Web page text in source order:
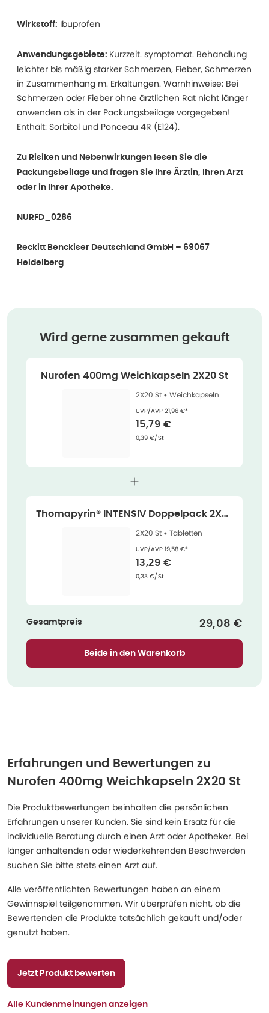
Wirkstoff: Ibuprofen
Anwendungsgebiete: Kurzzeit. symptomat. Behandlung
leichter bis mäßig starker Schmerzen, Fieber, Schmerzen
in Zusammenhang m. Erkältungen. Warnhinweise: Bei
Schmerzen oder Fieber ohne ärztlichen Rat nicht länger
anwenden als in der Packungsbeilage vorgegeben!
Enthält: Sorbitol und Ponceau 4R (E124).
Zu Risiken und Nebenwirkungen lesen Sie die
Packungsbeilage und fragen Sie Ihre Ärztin, Ihren Arzt
oder in Ihrer Apotheke.
NURFD_0286
Reckitt Benckiser Deutschland GmbH – 69067
Heidelberg
Wird gerne zusammen gekauft
Nurofen 400mg Weichkapseln 2X20 St
2X20 St • Weichkapseln
UVP/AVPEhemaliger Preis (U V P)
21,96 €*
Verkaufspreis
15,79 €
Grundpreis
0,39 €/St
Thomapyrin® INTENSIV Doppelpack 2X20
St2X20 St • Tabletten
UVP/AVPEhemaliger Preis (U V P)
19,58 €*
Verkaufspreis
13,29 €
Grundpreis
0,33 €/St
Gesamtpreis 29,08 €
Beide in den Warenkorb
Erfahrungen und Bewertungen zu
Nurofen 400mg Weichkapseln 2X20 St
Die Produktbewertungen beinhalten die persönlichen
Erfahrungen unserer Kunden. Sie sind kein Ersatz für die
individuelle Beratung durch einen Arzt oder Apotheker. Bei
länger anhaltenden oder wiederkehrenden Beschwerden
suchen Sie bitte stets einen Arzt auf.
Alle veröffentlichten Bewertungen haben an einem
Gewinnspiel teilgenommen. Wir überprüfen nicht, ob die
Bewertenden die Produkte tatsächlich gekauft und/oder
genutzt haben.
Jetzt Produkt bewerten
Alle Kundenmeinungen anzeigen